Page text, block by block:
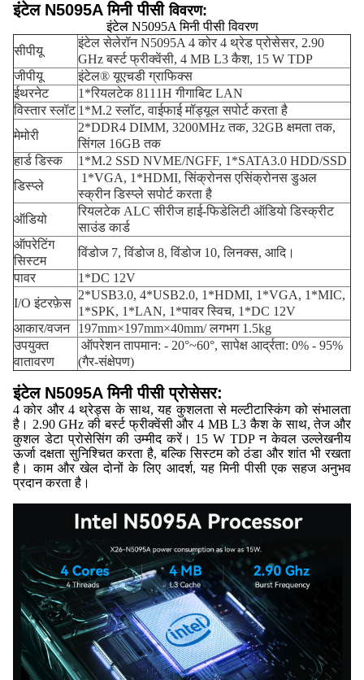
इंटेल N5095A मिनी पीसीविवरण:
इंटेल N5095A मिनी पीसी विवरण
सीपीयू
इंटेल सेलेरॉन N5095A 4 कोर 4 थ्रेड प्रोसेसर, 2.90
GHz बर्स्ट फ्रीक्वेंसी, 4 MB L3 कैश, 15 W TDP
जीपीयू
इंटेल® यूएचडी ग्राफिक्स
ईथरनेट
1*रियलटेक 8111H गीगाबिट LAN
विस्तार स्लॉट 1*M.2 स्लॉट, वाईफाई मॉड्यूल सपोर्ट करता है
मेमोरी
2*DDR4 DIMM, 3200MHz तक, 32GB क्षमता तक,
सिंगल 16GB तक
हार्ड डिस्क
1*M.2 SSD NVME/NGFF, 1*SATA3.0 HDD/SSD
डिस्प्ले
1*VGA, 1*HDMI, सिंक्रोनस एसिंक्रोनस डुअल
स्क्रीन डिस्प्ले सपोर्ट करता है
ऑडियो
रियलटेक ALC सीरीज हाई-फिडेलिटी ऑडियो डिस्क्रीट
साउंड कार्ड
ऑपरेटिंग
सिस्टम
विंडोज 7, विंडोज 8, विंडोज 10, लिनक्स, आदि।
पावर
1*DC 12V
I/O इंटरफ़ेस
2*USB3.0, 4*USB2.0, 1*HDMI, 1*VGA, 1*MIC,
1*SPK, 1*LAN, 1*पावर स्विच, 1*DC 12V
आकार/वजन
197mm×197mm×40mm/ लगभग 1.5kg
उपयुक्त
वातावरण
ऑपरेशन तापमान: - 20°~60°, सापेक्ष आर्द्रता: 0% - 95%
(गैर-संक्षेपण)
इंटेल N5095A मिनी पीसी प्रोसेसर:
4 कोर और 4 थ्रेड्स के साथ, यह कुशलता से मल्टीटास्किंग को संभालता
है। 2.90 GHz की बर्स्ट फ्रीक्वेंसी और 4 MB L3 कैश के साथ, तेज और
कुशल डेटा प्रोसेसिंग की उम्मीद करें। 15 W TDP न केवल उल्लेखनीय
ऊर्जा दक्षता सुनिश्चित करता है, बल्कि सिस्टम को ठंडा और शांत भी रखता
है। काम और खेल दोनों के लिए आदर्श, यह मिनी पीसी एक सहज अनुभव
प्रदान करता है।